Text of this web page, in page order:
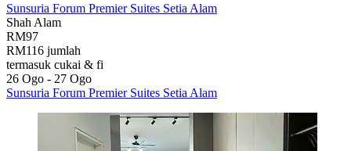
Sunsuria Forum Premier Suites Setia Alam
Shah Alam
RM97
RM116 jumlah
termasuk cukai & fi
26 Ogo - 27 Ogo
Sunsuria Forum Premier Suites Setia Alam